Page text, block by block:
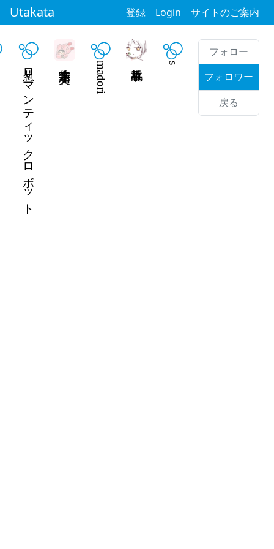
Utakata 登録 Login サイトのご案内
フォロー
フォロワー
戻る
s
madori
葱ロマンティックロボット